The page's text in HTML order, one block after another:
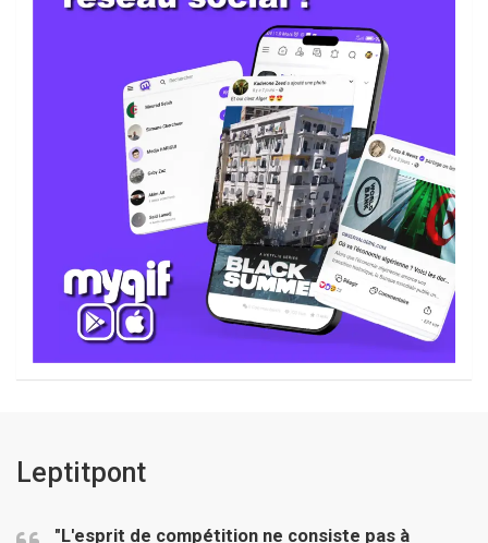
Leptitpont
"L'esprit de compétition ne consiste pas à